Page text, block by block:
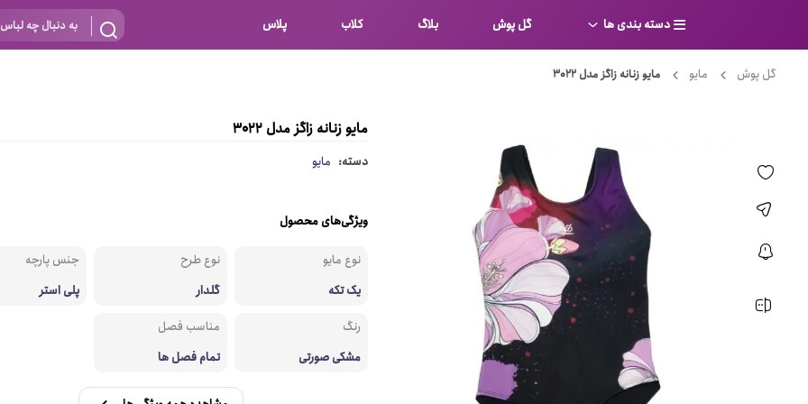
دسته بندی ها
سوتین
ست لباس زیر
لباس خواب
بیکینی
مایو
کاستوم
گل پوش بلاگ کلاب پلاس
گل پوش مایو مایو زنانه زاگز مدل 3022
مایو زنانه زاگز مدل 3022
دسته: مایو
ویژگی‌های محصول
نوع مایو
یک تکه
نوع طرح
گلدار
جنس پارچه
پلی استر
رنگ
مشکی صورتی
مناسب فصل
تمام فصل ها